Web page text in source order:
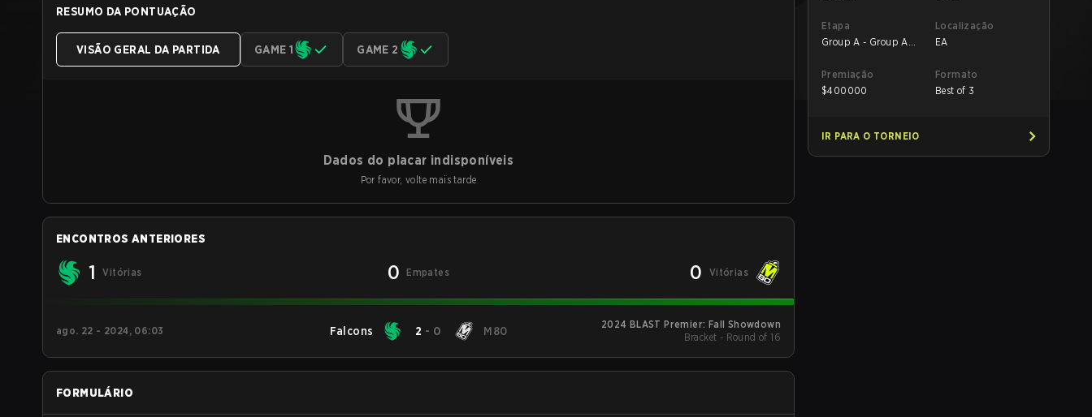
RESUMO DA PONTUAÇÃO
VISÃO GERAL DA PARTIDA GAME 1 GAME 2
Dados do placar indisponíveis
Por favor, volte mais tarde
ENCONTROS ANTERIORES
1 Vitórias 0 Empates 0 Vitórias
ago. 22 - 2024, 06:03 Falcons 2 - 0 M80
2024 BLAST Premier: Fall Showdown
Bracket - Round of 16
FORMULÁRIO
Etapa
Group A - Group A
Localização
EA
Premiação
$400000
Formato
Best of 3
IR PARA O TORNEIO